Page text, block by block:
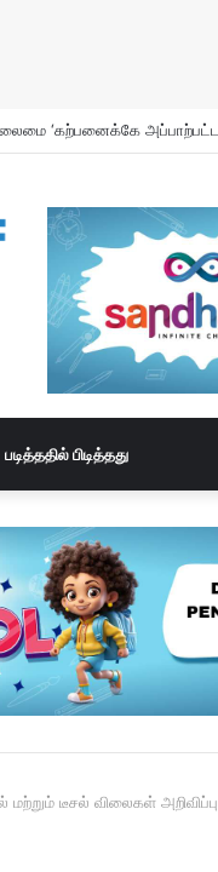
படித்ததில் பிடித்தது
டீசல் விலைகள் அறிவிப்பு